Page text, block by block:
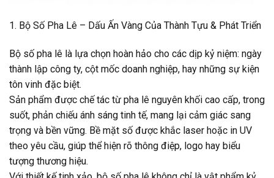
1. Bộ Số Pha Lê – Dấu Ấn Vàng Của Thành Tựu & Phát Triển
Bộ số pha lê là lựa chọn hoàn hảo cho các dịp kỷ niệm: ngày
thành lập công ty, cột mốc doanh nghiệp, hay những sự kiện
tôn vinh đặc biệt.
Sản phẩm được chế tác từ pha lê nguyên khối cao cấp, trong
suốt, phản chiếu ánh sáng tinh tế, mang lại cảm giác sang
trọng và bền vững. Bề mặt số được khắc laser hoặc in UV
theo yêu cầu, giúp thể hiện rõ thông điệp, logo hay biểu
tượng thương hiệu.